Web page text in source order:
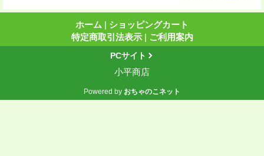
ホーム | ショッピングカート
特定商取引法表示 | ご利用案内
PCサイト
小平商店
Powered by おちゃのこネット